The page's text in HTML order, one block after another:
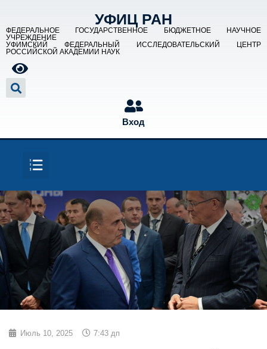
УФИЦ РАН
ФЕДЕРАЛЬНОЕ ГОСУДАРСТВЕННОЕ БЮДЖЕТНОЕ НАУЧНОЕ
УЧРЕЖДЕНИЕ
УФИМСКИЙ ФЕДЕРАЛЬНЫЙ ИССЛЕДОВАТЕЛЬСКИЙ ЦЕНТР
РОССИЙСКОЙ АКАДЕМИИ НАУК
Вход
Июль 10, 2025 7:43 дп